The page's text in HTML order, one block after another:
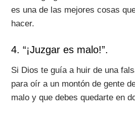
es una de las mejores cosas
hacer.
4. “¡Juzgar es malo!”.
Si Dios te guía a huir de una
para oír a un montón de gente
malo y que debes quedarte en